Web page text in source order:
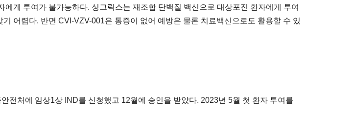
게 투여가 불가능하다. 싱그릭스는 재조합 단백질 백신으로 대상포진 환자에게 투여
어렵다. 반면 CVI-VZV-001은 통증이 없어 예방은 물론 치료백신으로도 활용할 수 있
전처에 임상1상 IND를 신청했고 12월에 승인을 받았다. 2023년 5월 첫 환자 투여를